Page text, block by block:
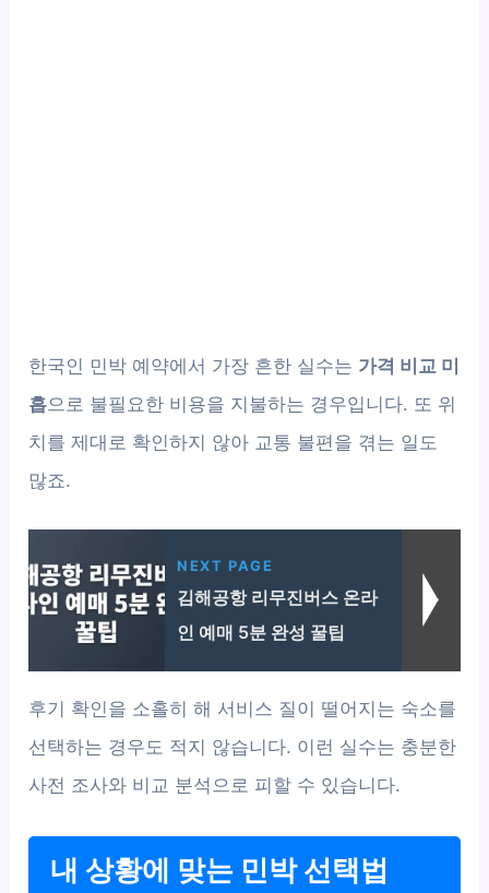
한국인 민박 예약에서 가장 흔한 실수는 가격 비교 미
흡으로 불필요한 비용을 지불하는 경우입니다. 또 위
치를 제대로 확인하지 않아 교통 불편을 겪는 일도
많죠.
NEXT PAGE
김해공항 리무진버스 온라
인 예매 5분 완성 꿀팁
후기 확인을 소홀히 해 서비스 질이 떨어지는 숙소를
선택하는 경우도 적지 않습니다. 이런 실수는 충분한
사전 조사와 비교 분석으로 피할 수 있습니다.
내 상황에 맞는 민박 선택법